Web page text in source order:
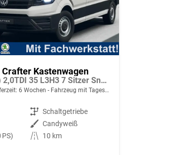
Kastenwagen
Plus (Snoeks) 2,0TDI 35 L3H3 7 Sitzer Snoeks Mixto AHK Standh.
6 Wochen Fahrzeug mit Tageszulassung
Getriebe Schaltgetriebe
Außenfarbe Candyweiß
PS) Kilometerstand
10 km